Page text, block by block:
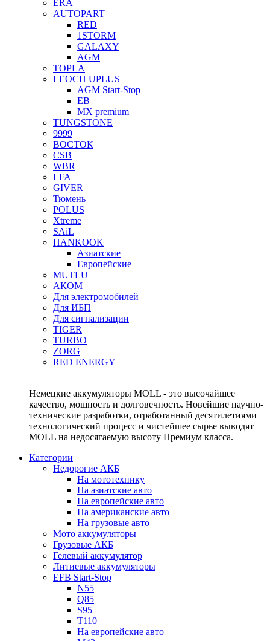
ERA
AUTOPART
RED
1STORM
GALAXY
AGM
TOPLA
LEOCH UPLUS
AGM Start-Stop
EB
MX premium
TUNGSTONE
9999
ВОСТОК
CSB
WBR
LFA
GIVER
Тюмень
POLUS
Xtreme
SAiL
HANKOOK
Азиатские
Европейские
MUTLU
АКОМ
Для электромобилей
Для ИБП
Для сигнализации
TIGER
TURBO
ZORG
RED ENERGY
Немецкие аккумуляторы MOLL - это высочайшее
качество, мощность и долговечность. Новейшие научно-
технические разработки, отработанный десятилетиями
технологический процесс и чистейшее сырье выводят
MOLL на недосягаемую высоту Премиум класса.
Категории
Недорогие АКБ
На мототехнику
На азиатские авто
На европейские авто
На американские авто
На грузовые авто
Мото аккумуляторы
Грузовые АКБ
Гелевый аккумулятор
Литиевые аккумуляторы
EFB Start-Stop
N55
Q85
S95
T110
На европейские авто